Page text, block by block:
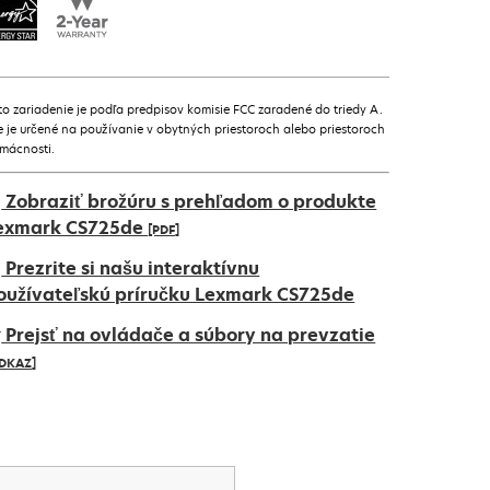
zariadenie je podľa predpisov komisie FCC zaradené do triedy A.
je určené na používanie v obytných priestoroch alebo priestoroch
Zobraziť brožúru s prehľadom o produkte
CS725de [PDF]
Prezrite si našu interaktívnu
príručku Lexmark CS725de
Prejsť na ovládače a súbory na prevzatie